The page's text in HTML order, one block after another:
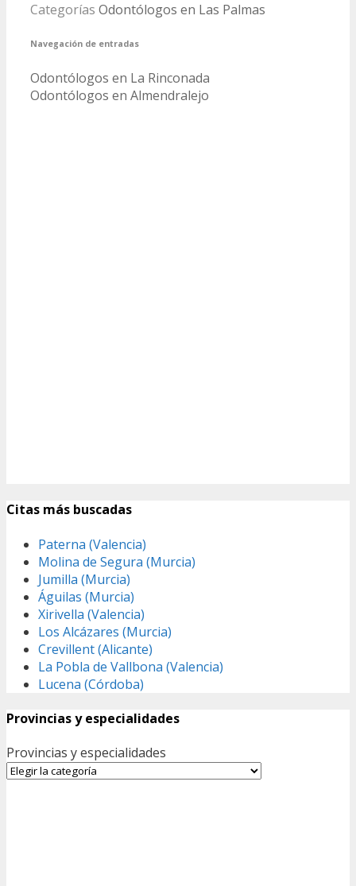
Categorías Odontólogos en Las Palmas
Navegación de entradas
Odontólogos en La Rinconada
Odontólogos en Almendralejo
Citas más buscadas
Paterna (Valencia)
Molina de Segura (Murcia)
Jumilla (Murcia)
Águilas (Murcia)
Xirivella (Valencia)
Los Alcázares (Murcia)
Crevillent (Alicante)
La Pobla de Vallbona (Valencia)
Lucena (Córdoba)
Provincias y especialidades
Provincias y especialidades